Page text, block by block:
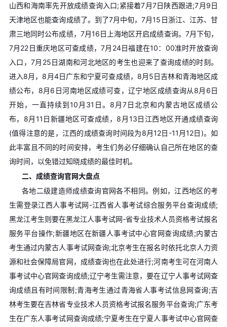
山西和海南率先开放成绩查询入口;紧接着7月7日陕西跟进;7月9日
天津地区也能查询成绩了。到了7月中旬，7月15日浙江、江苏、甘
肃三地同时公布成绩，7月16日上海地区开启成绩查询。7月下旬，
7月22日重庆地区可查成绩，7月24日福建在10：00准时开放查询
入口，7月25日湖南和河北地区的考生也迎来了查询成绩的时刻。
进入8月，8月4日广东和宁夏可查成绩，8月5日吉林和青海地区成
绩公布，8月6日河南地区成绩可查，辽宁地区成绩查询从8月6日
开始，一直持续到10月31日。8月7日北京和内蒙古地区成绩公
布，8月11日新疆地区可查成绩，8月13日江西地区开通成绩查询
(值得注意的是，江西的成绩查询时间段为8月12日-11月12日)。如
此丰富且不同的时间安排，考生们务必仔细确认自己所在地区的查
询时间，以免错过知晓成绩的最佳时机。
二、成绩查询官网大盘点
各地二级建造师成绩查询官网各不相同。例如，江西地区的考
生需登录江西人事考试网-江西省人事考试综合服务平台查询成绩;
黑龙江考生则要在黑龙江人事考试网-省专业技术人员资格考试报名
服务平台操作;新疆地区在新疆人事考试中心官网查询成绩;内蒙古
考生通过内蒙古人事考试网查询;北京考生在报名时依托北京人力资
源和社会保障局官网，成绩查询也在此处进行;河南考生可在河南人
事考试中心官网查询成绩;辽宁考生需注意，要在辽宁人事考试网查
询成绩且有时间限制;青海考生通过青海省人事考试信息网查询;吉
林考生要在吉林省专业技术人员资格考试报名服务平台查询;广东考
生在广东人事考试网查询成绩;宁夏考生在宁夏人事考试中心官网查